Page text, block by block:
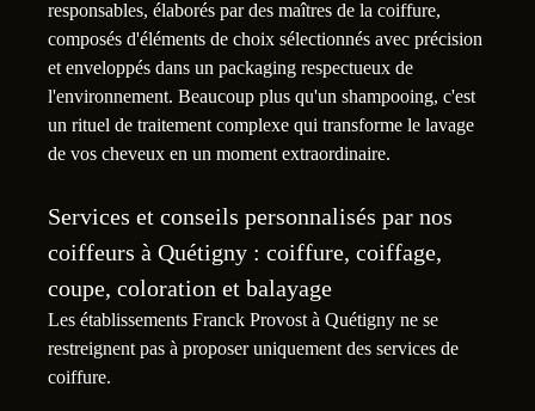
responsables, élaborés par des maîtres de la coiffure,
composés d'éléments de choix sélectionnés avec précision
et enveloppés dans un packaging respectueux de
l'environnement. Beaucoup plus qu'un shampooing, c'est
un rituel de traitement complexe qui transforme le lavage
de vos cheveux en un moment extraordinaire.
Services et conseils personnalisés par nos
coiffeurs à Quétigny : coiffure, coiffage,
coupe, coloration et balayage
Les établissements Franck Provost à Quétigny ne se
restreignent pas à proposer uniquement des services de
coiffure.